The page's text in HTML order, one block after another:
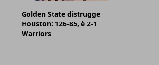
Golden State distrugge
Houston: 126-85, è 2-1
Warriors